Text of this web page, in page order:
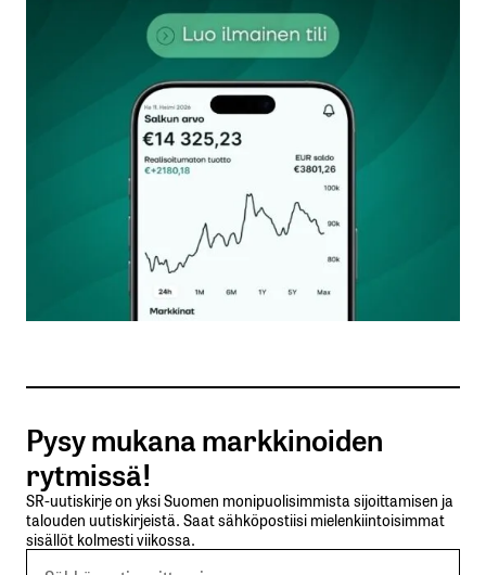
Sähköpostiosoitettasi ei julkaista.Pakolliset
kentät on merkitty*
Kommentti*
Nimesi tai nimimerkkisi
Sähköpostiosoitteesi
Tilaa SalkunRakentajan uutiskirje
Lähetä kommentti
Pysy mukana markkinoiden
rytmissä!
SR-uutiskirje on yksi Suomen monipuolisimmista sijoittamisen ja
talouden uutiskirjeistä. Saat sähköpostiisi mielenkiintoisimmat
sisällöt kolmesti viikossa.